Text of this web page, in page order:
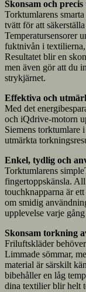
Skonsam och
Torktumlarens
tvätt för att
Temperatursensorer
fuktnivån i
Resultatet blir en
men även gör att du
strykjärnet.
Effektiva och
Med det
och iQdrive-motorn
Siemens torktumlare
utmärkta
Enkel, tydlig och
Torktumlarens
fingertoppskänsla.
touchknapparna är
om smidig
upplevelse varje
Skonsam torkning
Friluftskläder
Limmade sömmar,
material är särskilt
bibehåller en låg
dina textilier blir helt